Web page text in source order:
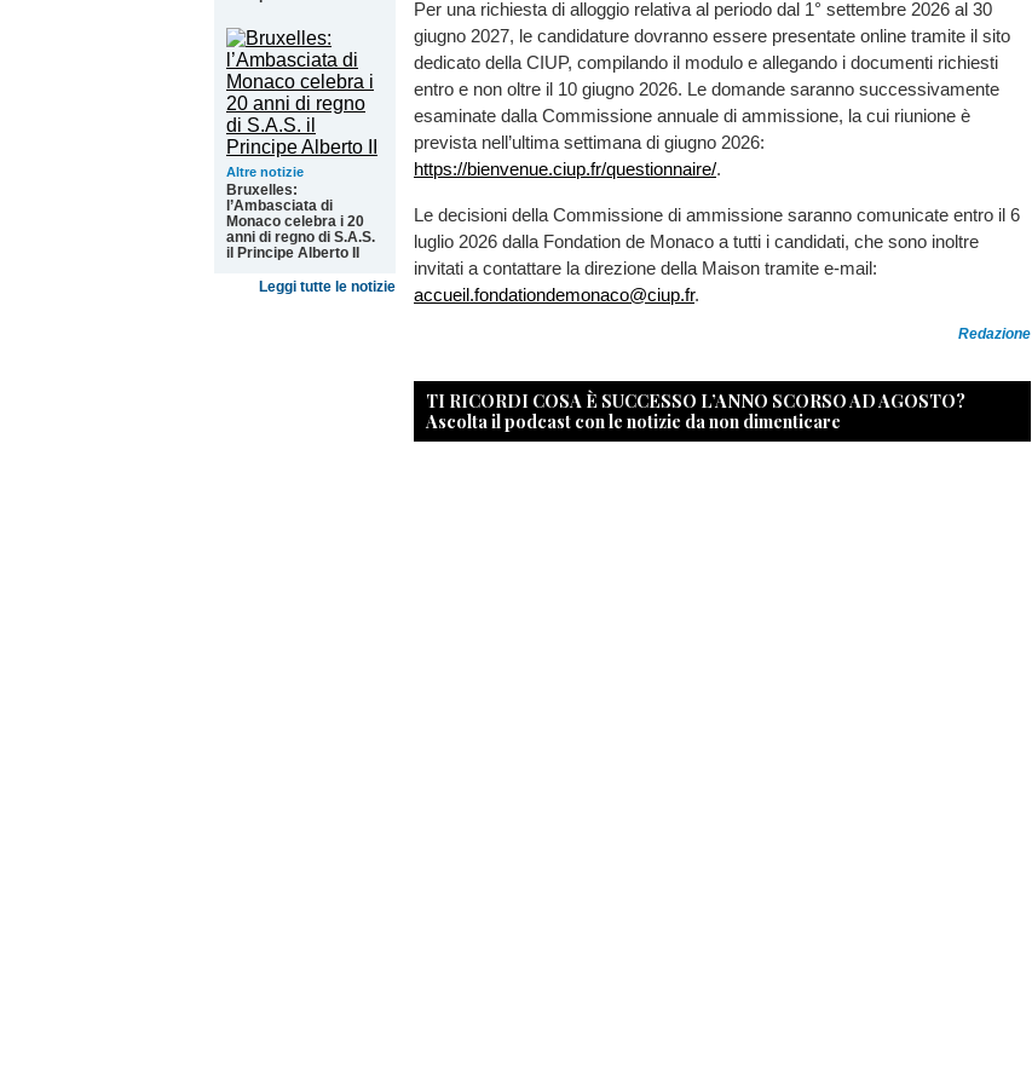
Altre notizie
Bruxelles:
l’Ambasciata di
Monaco celebra i 20
anni di regno di S.A.S.
il Principe Alberto II
Leggi tutte le notizie
Per una richiesta di alloggio relativa al periodo dal 1° settembre 2026 al 30
giugno 2027, le candidature dovranno essere presentate online tramite il sito
dedicato della CIUP, compilando il modulo e allegando i documenti richiesti
entro e non oltre il 10 giugno 2026. Le domande saranno successivamente
esaminate dalla Commissione annuale di ammissione, la cui riunione è
prevista nell’ultima settimana di giugno 2026:
https://bienvenue.ciup.fr/questionnaire/.
Le decisioni della Commissione di ammissione saranno comunicate entro il 6
luglio 2026 dalla Fondation de Monaco a tutti i candidati, che sono inoltre
invitati a contattare la direzione della Maison tramite e-mail:
accueil.fondationdemonaco@ciup.fr.
Redazione
TI RICORDI COSA È SUCCESSO L’ANNO SCORSO AD AGOSTO?
Ascolta il podcast con le notizie da non dimenticare